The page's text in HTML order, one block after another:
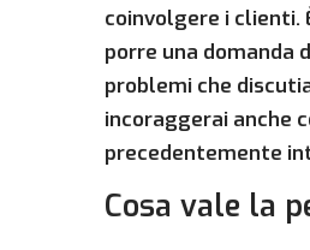
coinvolgere i clienti.
porre una domanda
problemi che
incoraggerai anche
precedentemente
Cosa vale la